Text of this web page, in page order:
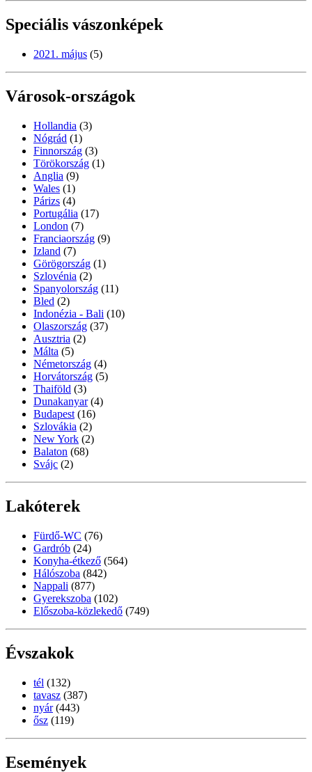
Speciális vászonképek
2021. május (5)
Városok-országok
Hollandia (3)
Nógrád (1)
Finnország (3)
Törökország (1)
Anglia (9)
Wales (1)
Párizs (4)
Portugália (17)
London (7)
Franciaország (9)
Izland (7)
Görögország (1)
Szlovénia (2)
Spanyolország (11)
Bled (2)
Indonézia - Bali (10)
Olaszország (37)
Ausztria (2)
Málta (5)
Németország (4)
Horvátország (5)
Thaiföld (3)
Dunakanyar (4)
Budapest (16)
Szlovákia (2)
New York (2)
Balaton (68)
Svájc (2)
Lakóterek
Fürdő-WC (76)
Gardrób (24)
Konyha-étkező (564)
Hálószoba (842)
Nappali (877)
Gyerekszoba (102)
Előszoba-közlekedő (749)
Évszakok
tél (132)
tavasz (387)
nyár (443)
ősz (119)
Események